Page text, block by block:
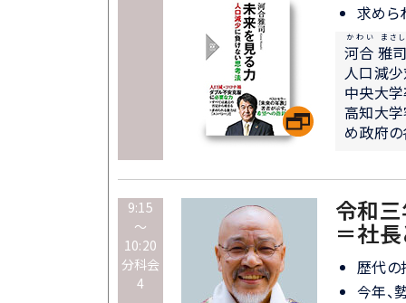
求めら
河合 雅
かわい まさし
人口減少
中央大
高知大学
め政府
9:15
～
10:20
分科会
4
令和三
＝社
歴代の
今年、